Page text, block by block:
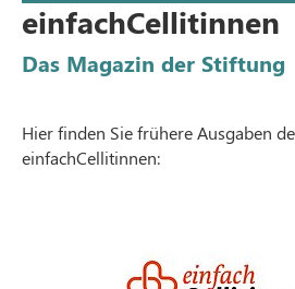
einfachCellitinnen
Das Magazin der Stiftung
Hier finden Sie frühere Ausgaben
einfachCellitinnen: